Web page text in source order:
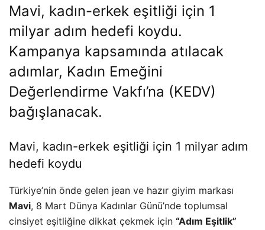
Mavi, kadın-erkek eşitliği için 1
milyar adım hedefi koydu.
Kampanya kapsamında atılacak
adımlar, Kadın Emeğini
Değerlendirme Vakfı’na (KEDV)
bağışlanacak.
Mavi, kadın-erkek eşitliği için 1 milyar adım
hedefi koydu
Türkiye’nin önde gelen jean ve hazır giyim markası
Mavi, 8 Mart Dünya Kadınlar Günü’nde toplumsal
cinsiyet eşitliğine dikkat çekmek için “Adım Eşitlik”